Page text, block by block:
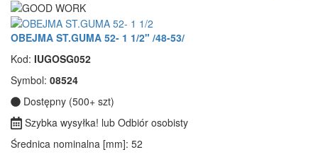
OBEJMA ST.GUMA 52- 1 1/2" /48-53/
Kod: IUGOSG052
Symbol: 08524
Dostępny (500+ szt)
Szybka wysyłka! lub Odbiór osobisty
Średnica nominalna [mm]: 52